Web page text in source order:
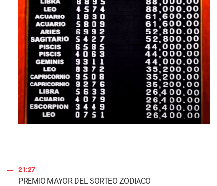
21:27
PREMIO MAYOR DEL SORTEO ZODIACO